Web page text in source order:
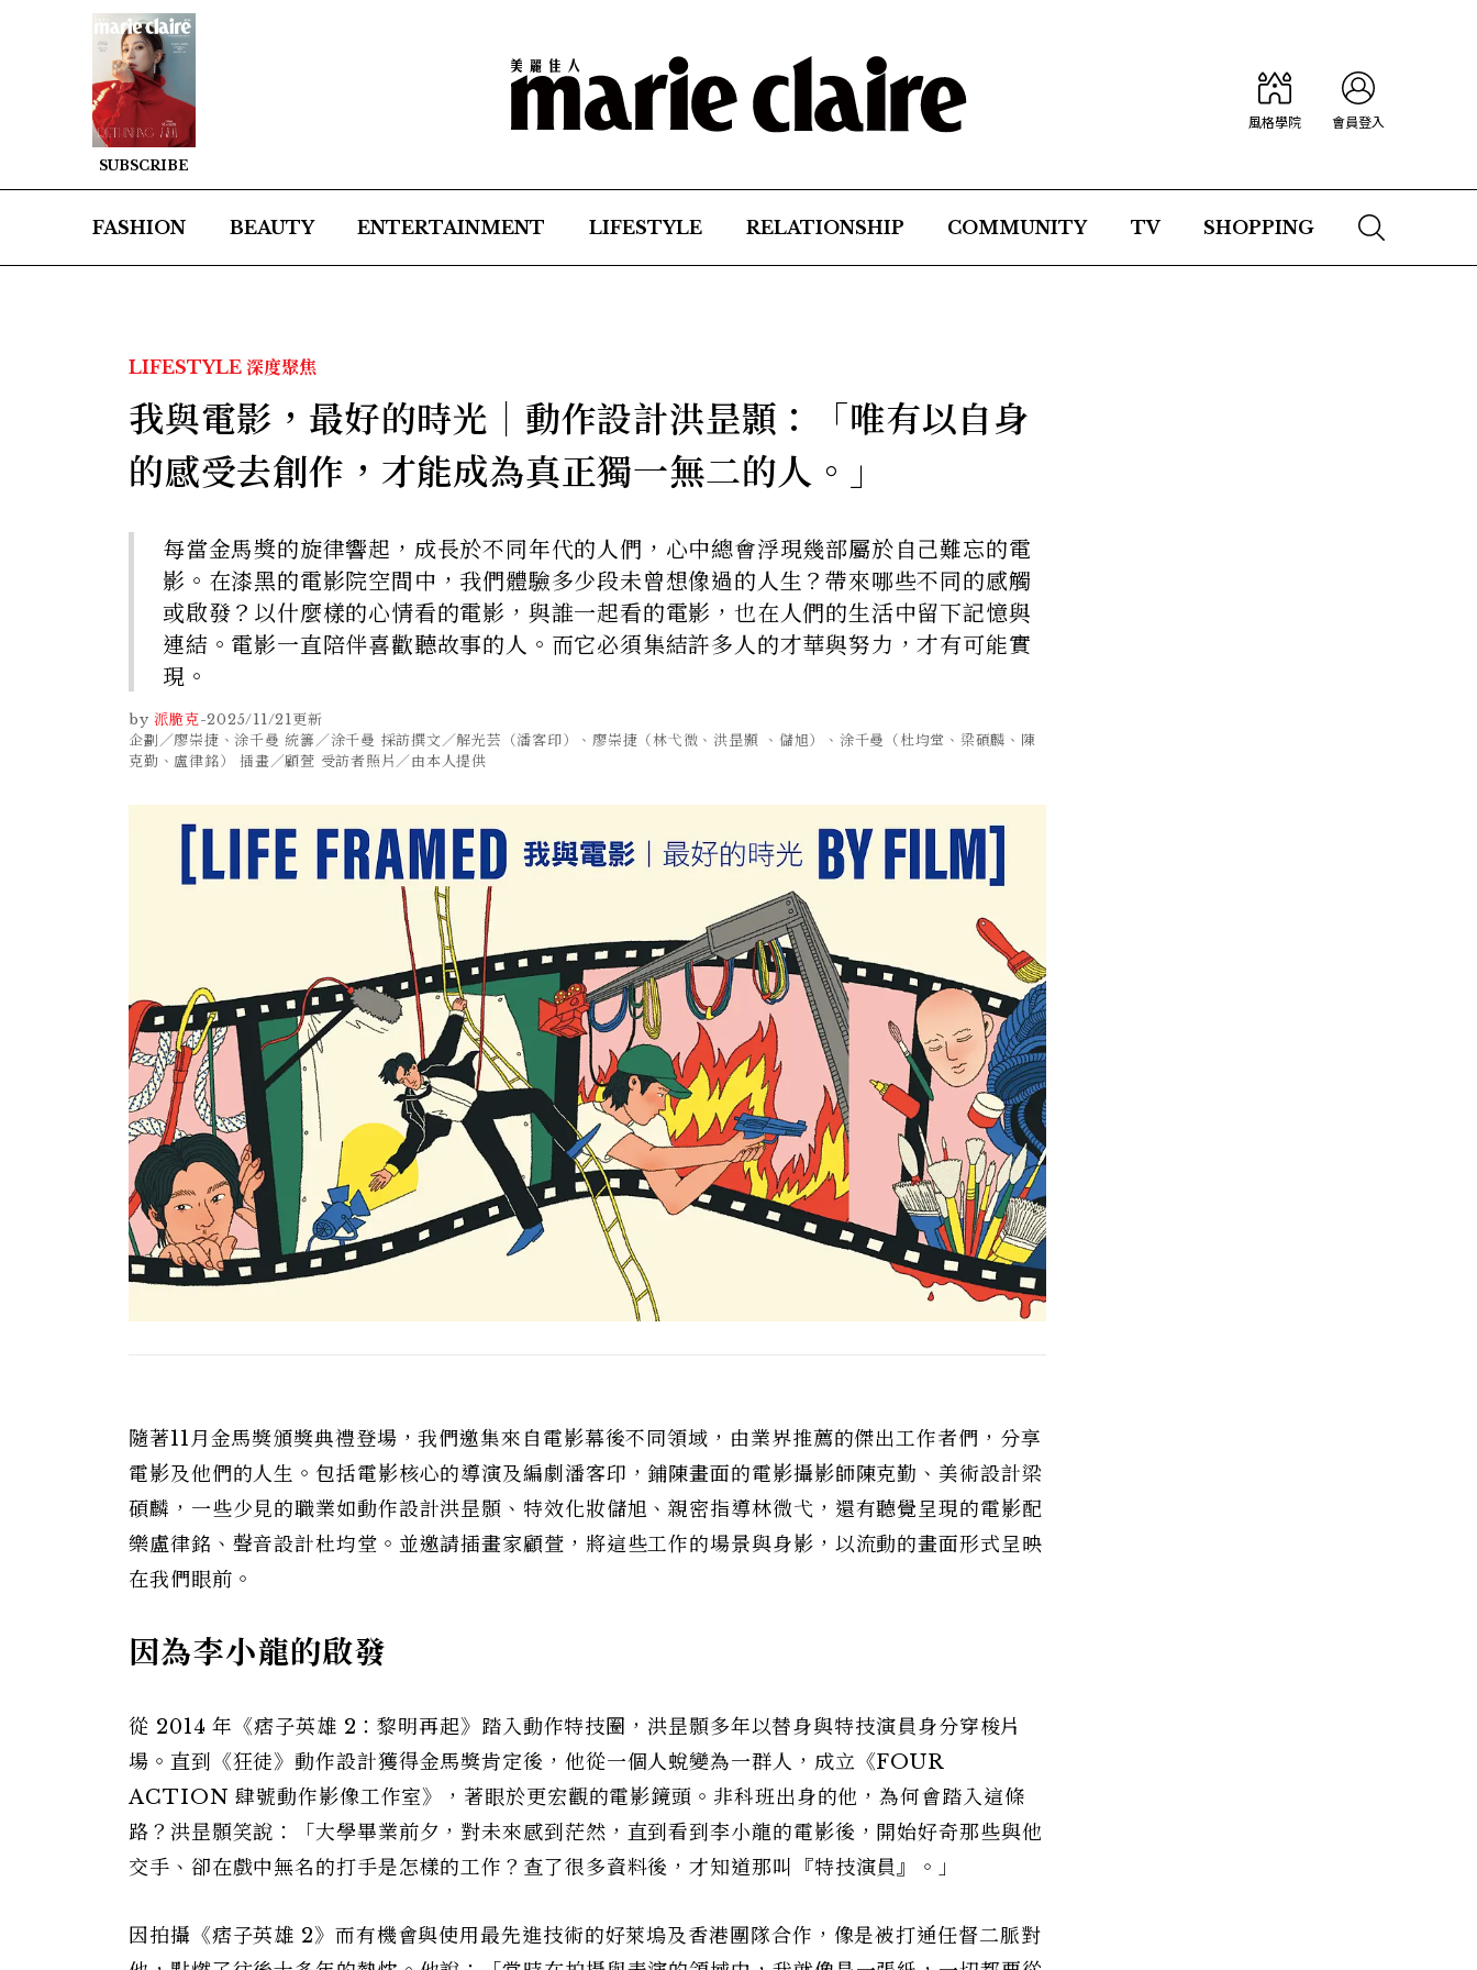
SUBSCRIBE
風格學院 會員登入
FASHION BEAUTY ENTERTAINMENT LIFESTYLE RELATIONSHIP COMMUNITY TV SHOPPING
LIFESTYLE 深度聚焦
我與電影，最好的時光｜動作設計洪昰顥：「唯有以自身
的感受去創作，才能成為真正獨一無二的人。」
每當金馬獎的旋律響起，成長於不同年代的人們，心中總會浮現幾部屬於自己難忘的電
影。在漆黑的電影院空間中，我們體驗多少段未曾想像過的人生？帶來哪些不同的感觸
或啟發？以什麼樣的心情看的電影，與誰一起看的電影，也在人們的生活中留下記憶與
連結。電影一直陪伴喜歡聽故事的人。而它必須集結許多人的才華與努力，才有可能實
現。
by 派脆克-2025/11/21更新
企劃／廖崇捷、涂千曼 統籌／涂千曼 採訪撰文／解光芸（潘客印）、廖崇捷（林弋微、洪昰顥 、儲旭）、涂千曼（杜均堂、梁碩麟、陳
克勤、盧律銘） 插畫／顧萱 受訪者照片／由本人提供
隨著11月金馬獎頒獎典禮登場，我們邀集來自電影幕後不同領域，由業界推薦的傑出工作者們，分享
電影及他們的人生。包括電影核心的導演及編劇潘客印，鋪陳畫面的電影攝影師陳克勤、美術設計梁
碩麟，一些少見的職業如動作設計洪昰顥、特效化妝儲旭、親密指導林微弋，還有聽覺呈現的電影配
樂盧律銘、聲音設計杜均堂。並邀請插畫家顧萱，將這些工作的場景與身影，以流動的畫面形式呈映
在我們眼前。
因為李小龍的啟發
從 2014 年《痞子英雄 2：黎明再起》踏入動作特技圈，洪昰顥多年以替身與特技演員身分穿梭片
場。直到《狂徒》動作設計獲得金馬獎肯定後，他從一個人蛻變為一群人，成立《FOUR
ACTION 肆號動作影像工作室》，著眼於更宏觀的電影鏡頭。非科班出身的他，為何會踏入這條
路？洪昰顥笑說：「大學畢業前夕，對未來感到茫然，直到看到李小龍的電影後，開始好奇那些與他
交手、卻在戲中無名的打手是怎樣的工作？查了很多資料後，才知道那叫『特技演員』。」
因拍攝《痞子英雄 2》而有機會與使用最先進技術的好萊塢及香港團隊合作，像是被打通任督二脈對